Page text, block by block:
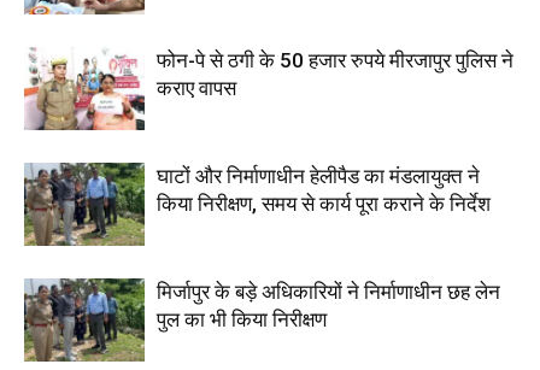
फोन-पे से ठगी के 50 हजार रुपये मीरजापुर पुलिस ने
कराए वापस
घाटों और निर्माणाधीन हेलीपैड का मंडलायुक्त ने
किया निरीक्षण, समय से कार्य पूरा कराने के निर्देश
मिर्जापुर के बड़े अधिकारियों ने निर्माणाधीन छह लेन
पुल का भी किया निरीक्षण